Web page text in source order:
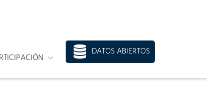
DATOS ABIERTOS